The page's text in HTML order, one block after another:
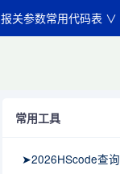
报关参数常用代码表 ∨
常用工具
➤2026HScode查询